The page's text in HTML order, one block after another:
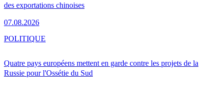
des exportations chinoises
07.08.2026
Quatre pays européens mettent en garde contre les projets de la
Russie pour l'Ossétie du Sud
POLITIQUE